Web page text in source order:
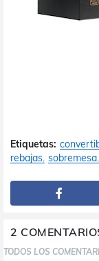
Etiquetas:
rebajas sobremesa
2
TODOS LOS